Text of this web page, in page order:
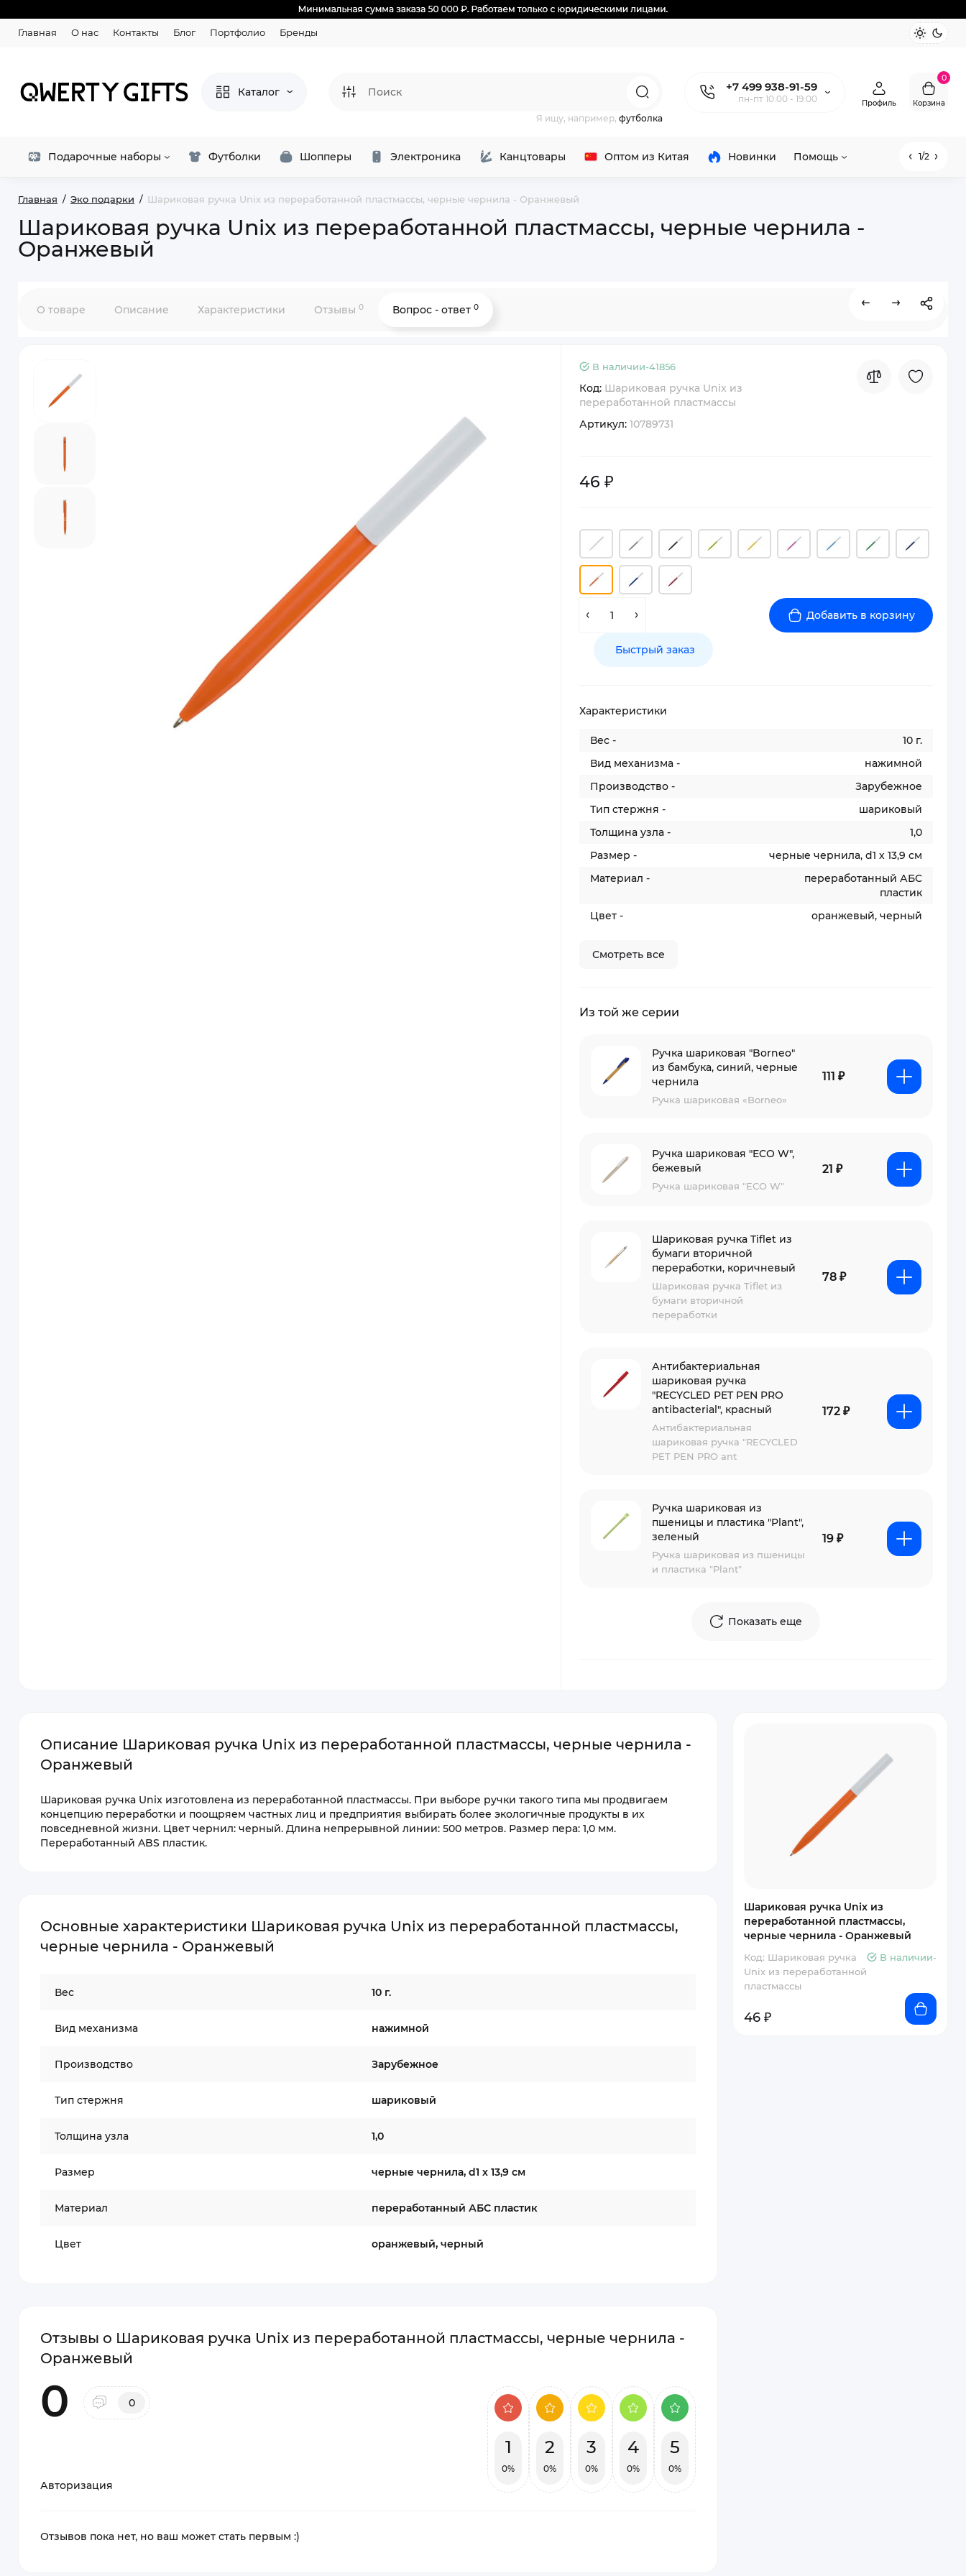
Главная О нас Контакты Блог Портфолио Бренды
Каталог +7 499 938-91-59
пн-пт 10:00 - 19:00
Я ищу, например, футболка
Профиль
0
Корзина
Подарочные наборы Футболки Шопперы Электроника Канцтовары Оптом из Китая Новинки Помощь 1/2
Главная Эко подарки Шариковая ручка Unix из переработанной пластмассы, черные чернила - Оранжевый
Шариковая ручка Unix из переработанной пластмассы, черные чернила -
Оранжевый
О товаре Описание Характеристики Отзывы 0 Вопрос - ответ 0
В наличии-41856
Код: Шариковая ручка Unix из
переработанной пластмассы
Артикул: 10789731
46 ₽
Добавить в корзину
Быстрый заказ
Характеристики
Вес -
10 г.
Вид механизма -
нажимной
Производство -
Зарубежное
Тип стержня -
шариковый
Толщина узла -
1,0
Размер -
черные чернила, d1 х 13,9 см
Материал -
переработанный АБС
пластик
Цвет -
оранжевый, черный
Смотреть все
Из той же серии
Ручка шариковая "Borneo"
из бамбука, синий, черные
чернила
Ручка шариковая «Borneo»
111 ₽
Ручка шариковая "ECO W",
бежевый
Ручка шариковая "ECO W"
21 ₽
Шариковая ручка Tiflet из
бумаги вторичной
переработки, коричневый
Шариковая ручка Tiflet из
бумаги вторичной
переработки
78 ₽
Антибактериальная
шариковая ручка
"RECYCLED PET PEN PRO
antibacterial", красный
Антибактериальная
шариковая ручка "RECYCLED
PET PEN PRO ant
172 ₽
Ручка шариковая из
пшеницы и пластика "Plant",
зеленый
Ручка шариковая из пшеницы
и пластика "Plant"
19 ₽
Показать еще
Описание Шариковая ручка Unix из переработанной пластмассы, черные чернила -
Оранжевый
Шариковая ручка Unix изготовлена из переработанной пластмассы. При выборе ручки такого типа мы продвигаем
концепцию переработки и поощряем частных лиц и предприятия выбирать более экологичные продукты в их
повседневной жизни. Цвет чернил: черный. Длина непрерывной линии: 500 метров. Размер пера: 1,0 мм.
Переработанный ABS пластик.
Основные характеристики Шариковая ручка Unix из переработанной пластмассы,
черные чернила - Оранжевый
Вес 10 г.
Вид механизма нажимной
Производство Зарубежное
Тип стержня шариковый
Толщина узла 1,0
Размер черные чернила, d1 х 13,9 см
Материал переработанный АБС пластик
Цвет оранжевый, черный
Отзывы о Шариковая ручка Unix из переработанной пластмассы, черные чернила -
Оранжевый
0 0
Авторизация
1
0%
2
0%
3
0%
4
0%
5
0%
Отзывов пока нет, но ваш может стать первым :)
Шариковая ручка Unix из
переработанной пластмассы,
черные чернила - Оранжевый
Код: Шариковая ручка
Unix из переработанной
пластмассы
В наличии-
46 ₽